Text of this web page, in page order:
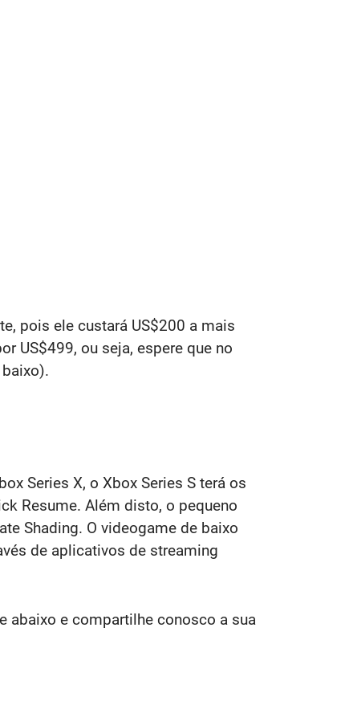
pois ele custará US$200 a mais
US$499, ou seja, espere que no
Series X, o Xbox Series S terá os
Resume. Além disto, o pequeno
Shading. O videogame de baixo
de aplicativos de streaming
abaixo e compartilhe conosco a sua